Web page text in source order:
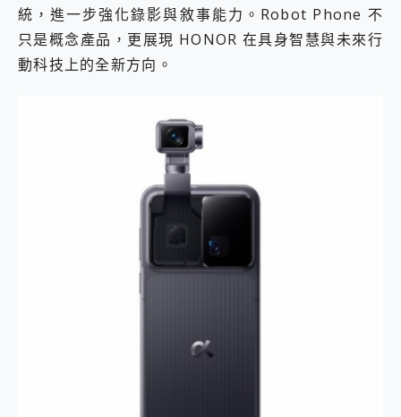
統，進一步強化錄影與敘事能力。Robot Phone 不
只是概念產品，更展現 HONOR 在具身智慧與未來行
動科技上的全新方向。